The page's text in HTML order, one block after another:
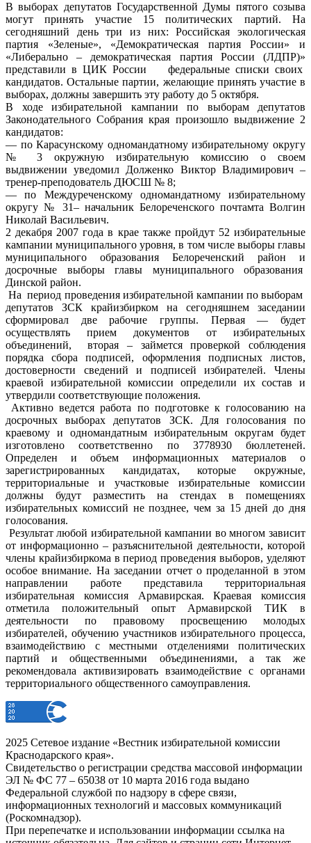
В выборах депутатов Государственной Думы пятого созыва
могут принять участие 15 политических партий. На
сегодняшний день три из них: Российская экологическая
партия «Зеленые», «Демократическая партия России» и
«Либерально – демократическая партия России (ЛДПР)»
представили в ЦИК России федеральные списки своих
кандидатов. Остальные партии, желающие принять участие в
выборах, должны завершить эту работу до 5 октября.
В ходе избирательной кампании по выборам депутатов
Законодательного Собрания края произошло выдвижение 2
кандидатов:
— по Карасунскому одномандатному избирательному округу
№ 3 окружную избирательную комиссию о своем
выдвижении уведомил Долженко Виктор Владимирович –
тренер-преподователь ДЮСШ № 8;
— по Междуреченскому одномандатному избирательному
округу № 31– начальник Белореченского почтамта Волгин
Николай Васильевич.
2 декабря 2007 года в крае также пройдут 52 избирательные
кампании муниципального уровня, в том числе выборы главы
муниципального образования Белореченский район и
досрочные выборы главы муниципального образования
Динской район.
На период проведения избирательной кампании по выборам
депутатов ЗСК крайизбирком на сегодняшнем заседании
сформировал две рабочие группы. Первая — будет
осуществлять прием документов от избирательных
объединений, вторая – займется проверкой соблюдения
порядка сбора подписей, оформления подписных листов,
достоверности сведений и подписей избирателей. Члены
краевой избирательной комиссии определили их состав и
утвердили соответствующие положения.
Активно ведется работа по подготовке к голосованию на
досрочных выборах депутатов ЗСК. Для голосования по
краевому и одномандатным избирательным округам будет
изготовлено соответственно по 3778930 бюллетеней.
Определен и объем информационных материалов о
зарегистрированных кандидатах, которые окружные,
территориальные и участковые избирательные комиссии
должны будут разместить на стендах в помещениях
избирательных комиссий не позднее, чем за 15 дней до дня
голосования.
Результат любой избирательной кампании во многом зависит
от информационно – разъяснительной деятельности, которой
члены крайизбиркома в период проведения выборов, уделяют
особое внимание. На заседании отчет о проделанной в этом
направлении работе представила территориальная
избирательная комиссия Армавирская. Краевая комиссия
отметила положительный опыт Армавирской ТИК в
деятельности по правовому просвещению молодых
избирателей, обучению участников избирательного процесса,
взаимодействию с местными отделениями политических
партий и общественными объединениями, а так же
рекомендовала активизировать взаимодействие с органами
территориального общественного самоуправления.
2025 Сетевое издание «Вестник избирательной комиссии
Краснодарского края».
Свидетельство о регистрации средства массовой информации
ЭЛ № ФС 77 – 65038 от 10 марта 2016 года выдано
Федеральной службой по надзору в сфере связи,
информационных технологий и массовых коммуникаций
(Роскомнадзор).
При перепечатке и использовании информации ссылка на